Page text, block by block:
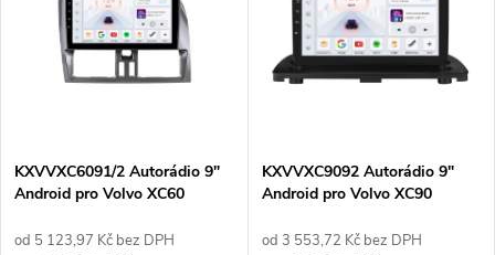
p
s
p
KXVVXC6091/2 Autorádio 9"
Android pro Volvo XC60
od 5 123,97 Kč bez DPH
KXVVXC9092 Autorádio 9"
Android pro Volvo XC90
od 3 553,72 Kč bez DPH